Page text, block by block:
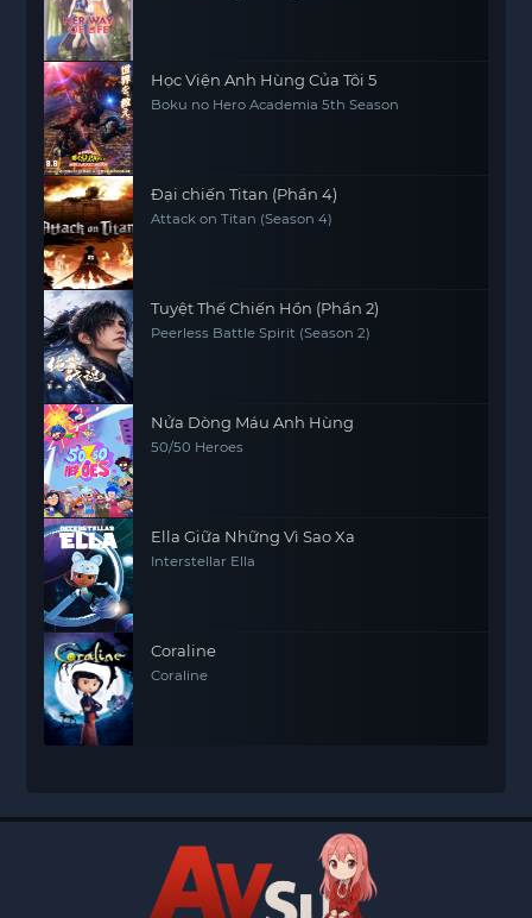
Học Viện Anh Hùng Của Tôi 5
Boku no Hero Academia 5th Season
Đại chiến Titan (Phần 4)
Attack on Titan (Season 4)
Tuyệt Thế Chiến Hồn (Phần 2)
Peerless Battle Spirit (Season 2)
Nửa Dòng Máu Anh Hùng
50/50 Heroes
Ella Giữa Những Vì Sao Xa
Interstellar Ella
Coraline
Coraline